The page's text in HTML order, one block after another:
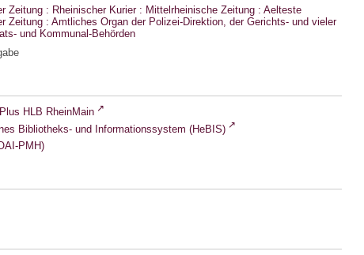
Zeitung : Rheinischer Kurier : Mittelrheinische Zeitung : Aelteste
Zeitung : Amtliches Organ der Polizei-Direktion, der Gerichts- und vieler
und Kommunal-Behörden
HLB RheinMain
Bibliotheks- und Informationssystem (HeBIS)
PMH)